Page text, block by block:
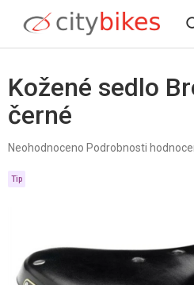
obsah
Kožené sedlo
černé
Průměrné
produktu
Neohodnoceno Podrobnosti
Tip